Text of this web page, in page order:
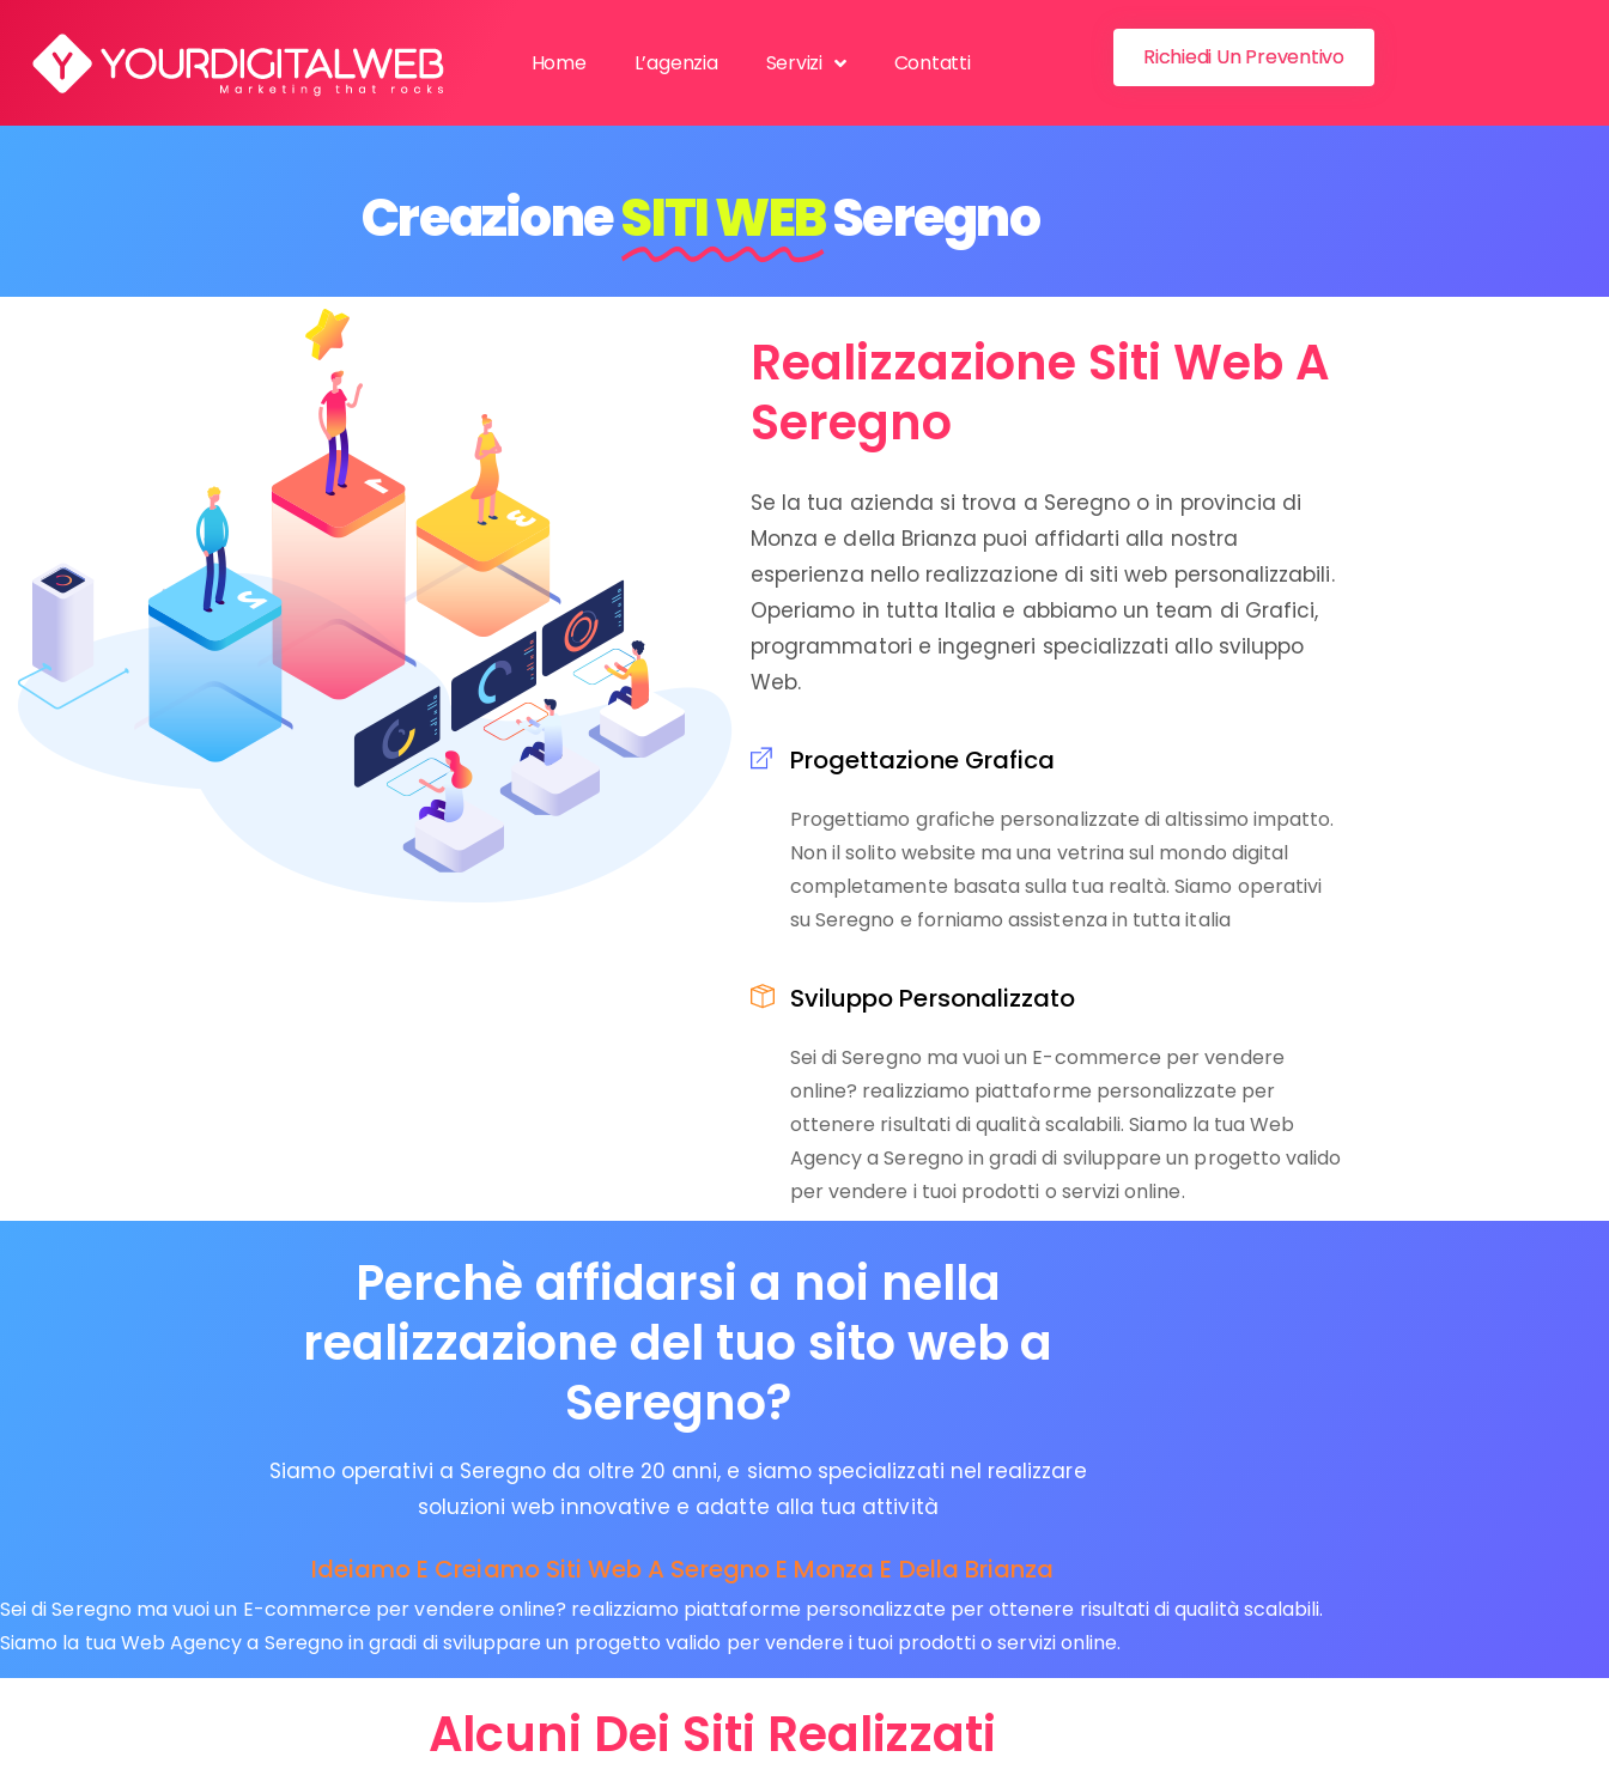
Home L’agenzia Servizi Contatti Richiedi Un Preventivo
CreazioneSITI WEBSeregno
Realizzazione Siti Web A
Seregno
Se la tua azienda si trova a Seregno o in provincia di
Monza e della Brianza puoi affidarti alla nostra
esperienza nello realizzazione di siti web personalizzabili.
Operiamo in tutta Italia e abbiamo un team di Grafici,
programmatori e ingegneri specializzati allo sviluppo
Web.
Progettazione Grafica
Progettiamo grafiche personalizzate di altissimo impatto.
Non il solito website ma una vetrina sul mondo digital
completamente basata sulla tua realtà. Siamo operativi
su Seregno e forniamo assistenza in tutta italia
Sviluppo Personalizzato
Sei di Seregno ma vuoi un E-commerce per vendere
online? realizziamo piattaforme personalizzate per
ottenere risultati di qualità scalabili. Siamo la tua Web
Agency a Seregno in gradi di sviluppare un progetto valido
per vendere i tuoi prodotti o servizi online.
Perchè affidarsi a noi nella
realizzazione del tuo sito web a
Seregno?
Siamo operativi a Seregno da oltre 20 anni, e siamo specializzati nel realizzare
soluzioni web innovative e adatte alla tua attività
Ideiamo E Creiamo Siti Web A Seregno E Monza E Della Brianza
Sei di Seregno ma vuoi un E-commerce per vendere online? realizziamo piattaforme personalizzate per ottenere risultati di qualità scalabili.
Siamo la tua Web Agency a Seregno in gradi di sviluppare un progetto valido per vendere i tuoi prodotti o servizi online.
Alcuni Dei Siti Realizzati